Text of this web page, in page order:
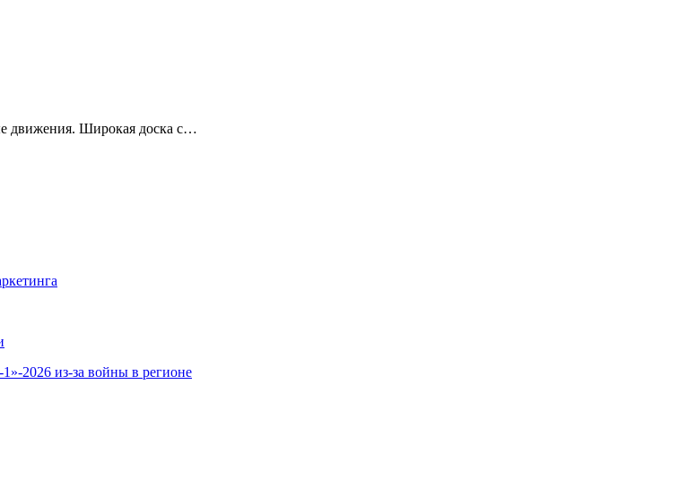
движения. Широкая доска с…
2026 из-за войны в регионе